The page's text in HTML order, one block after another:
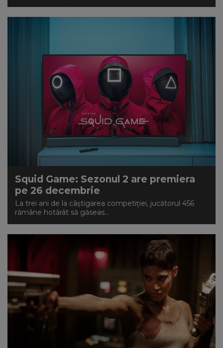
Squid Game: Sezonul 2 are premiera
pe 26 decembrie
La trei ani de la câștigarea competiției, jucătorul 456
rămâne hotărât să găseas...